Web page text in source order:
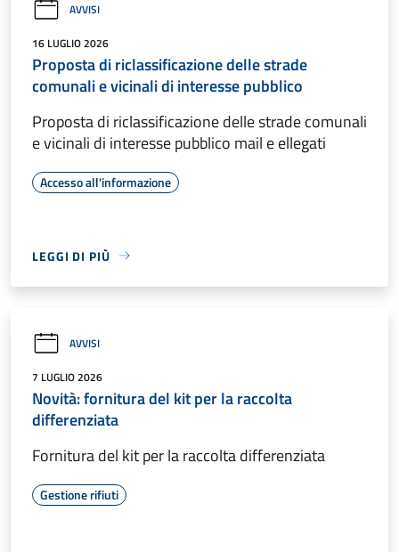
AVVISI
16 LUGLIO 2026
Proposta di riclassificazione delle strade
comunali e vicinali di interesse pubblico
Proposta di riclassificazione delle strade comunali
e vicinali di interesse pubblico mail e ellegati
Accesso all'informazione
LEGGI DI PIÙ
AVVISI
7 LUGLIO 2026
Novità: fornitura del kit per la raccolta
differenziata
Fornitura del kit per la raccolta differenziata
Gestione rifiuti